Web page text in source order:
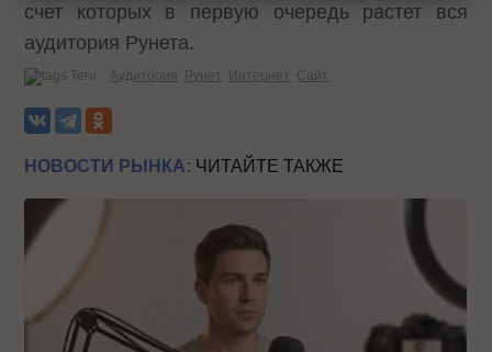
счет которых в первую очередь растет вся
аудитория Рунета.
Теги: Аудитория Рунет Интернет Сайт
НОВОСТИ РЫНКА: ЧИТАЙТЕ ТАКЖЕ